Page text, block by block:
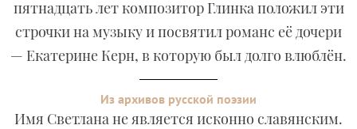
пятнадцать лет композитор Глинка положил эти
строчки на музыку и посвятил романс её дочери
— Екатерине Керн, в которую был долго влюблён.
Из архивов русской поэзии
Имя Светлана не является исконно славянским.